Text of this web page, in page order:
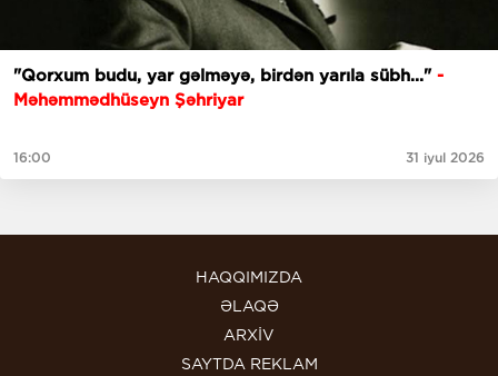
"Qorxum budu, yar gəlməyə, birdən yarıla sübh..."-
Məhəmmədhüseyn Şəhriyar
16:00 31 iyul 2026
HAQQIMIZDA
ƏLAQƏ
ARXİV
SAYTDA REKLAM